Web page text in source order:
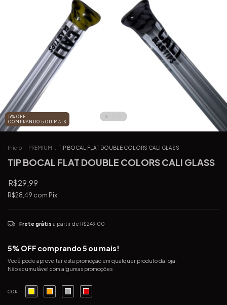
5% OFF
COMPRANDO 5 OU MAIS
Início PREMIUM TIP BOCAL FLAT DOUBLE COLORS CALI GLASS
TIP BOCAL FLAT DOUBLE COLORS CALI GLASS
R$29,99
R$28,49 com Pix
Frete grátis a partir de R$249,00
5% OFF comprando 5 ou mais!
Você pode aproveitar esta promoção em qualquer produto da loja.
Não acumulável com algumas promoções
COR